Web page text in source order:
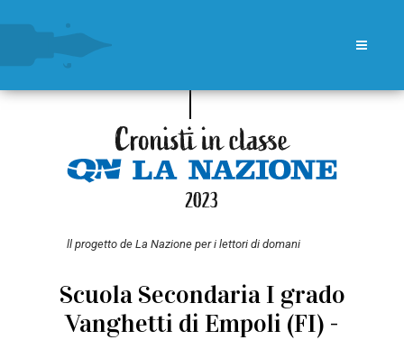
ll progetto de La Nazione per i lettori di domani
Scuola Secondaria I grado
Vanghetti di Empoli (FI) -